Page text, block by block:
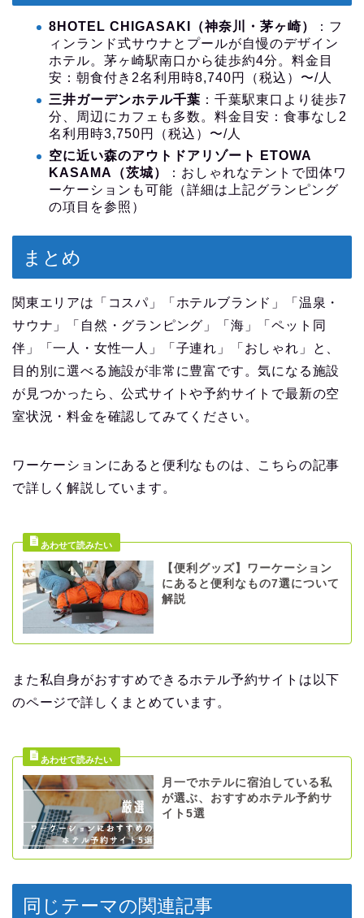
8HOTEL CHIGASAKI（神奈川・茅ヶ崎）
：フ
ィンランド式サウナとプールが自慢のデザイン
ホテル。茅ヶ崎駅南口から徒歩約4分。料金目
安：朝食付き2名利用時8,740円（税込）〜/人
三井ガーデンホテル千葉 ：千葉駅東口より徒歩7
分、周辺にカフェも多数。料金目安：食事なし2
名利用時3,750円（税込）〜/人
空に近い森のアウトドアリゾート ETOWA
KASAMA（茨城）
：おしゃれなテントで団体ワ
ーケーションも可能（詳細は上記グランピング
の項目を参照）
まとめ
関東エリアは「コスパ」「ホテルブランド」「温泉・
サウナ」「自然・グランピング」「海」「ペット同
伴」「一人・女性一人」「子連れ」「おしゃれ」と、
目的別に選べる施設が非常に豊富です。気になる施設
が見つかったら、公式サイトや予約サイトで最新の空
室状況・料金を確認してみてください。
ワーケーションにあると便利なものは、こちらの記事
で詳しく解説しています。
【便利グッズ】ワーケーション
にあると便利なもの7選について
解説
また私自身がおすすめできるホテル予約サイトは以下
のページで詳しくまとめています。
月一でホテルに宿泊している私
が選ぶ、おすすめホテル予約サ
イト5選
同じテーマの関連記事